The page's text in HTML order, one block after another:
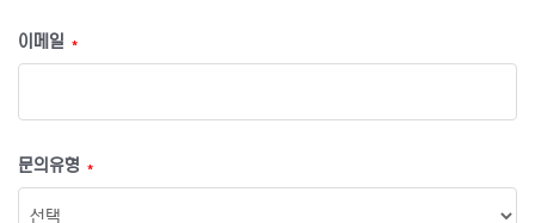
이메일 *
문의유형 *